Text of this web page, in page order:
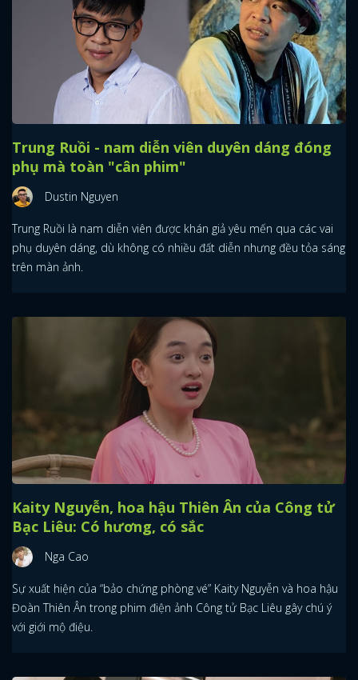
Trung Ruồi - nam diễn viên duyên dáng đóng
phụ mà toàn "cân phim"
Dustin Nguyen
Trung Ruồi là nam diễn viên được khán giả yêu mến qua các vai
phụ duyên dáng, dù không có nhiều đất diễn nhưng đều tỏa sáng
trên màn ảnh.
Kaity Nguyễn, hoa hậu Thiên Ân của Công tử
Bạc Liêu: Có hương, có sắc
Nga Cao
Sự xuất hiện của “bảo chứng phòng vé” Kaity Nguyễn và hoa hậu
Đoàn Thiên Ân trong phim điện ảnh Công tử Bạc Liêu gây chú ý
với giới mộ điệu.